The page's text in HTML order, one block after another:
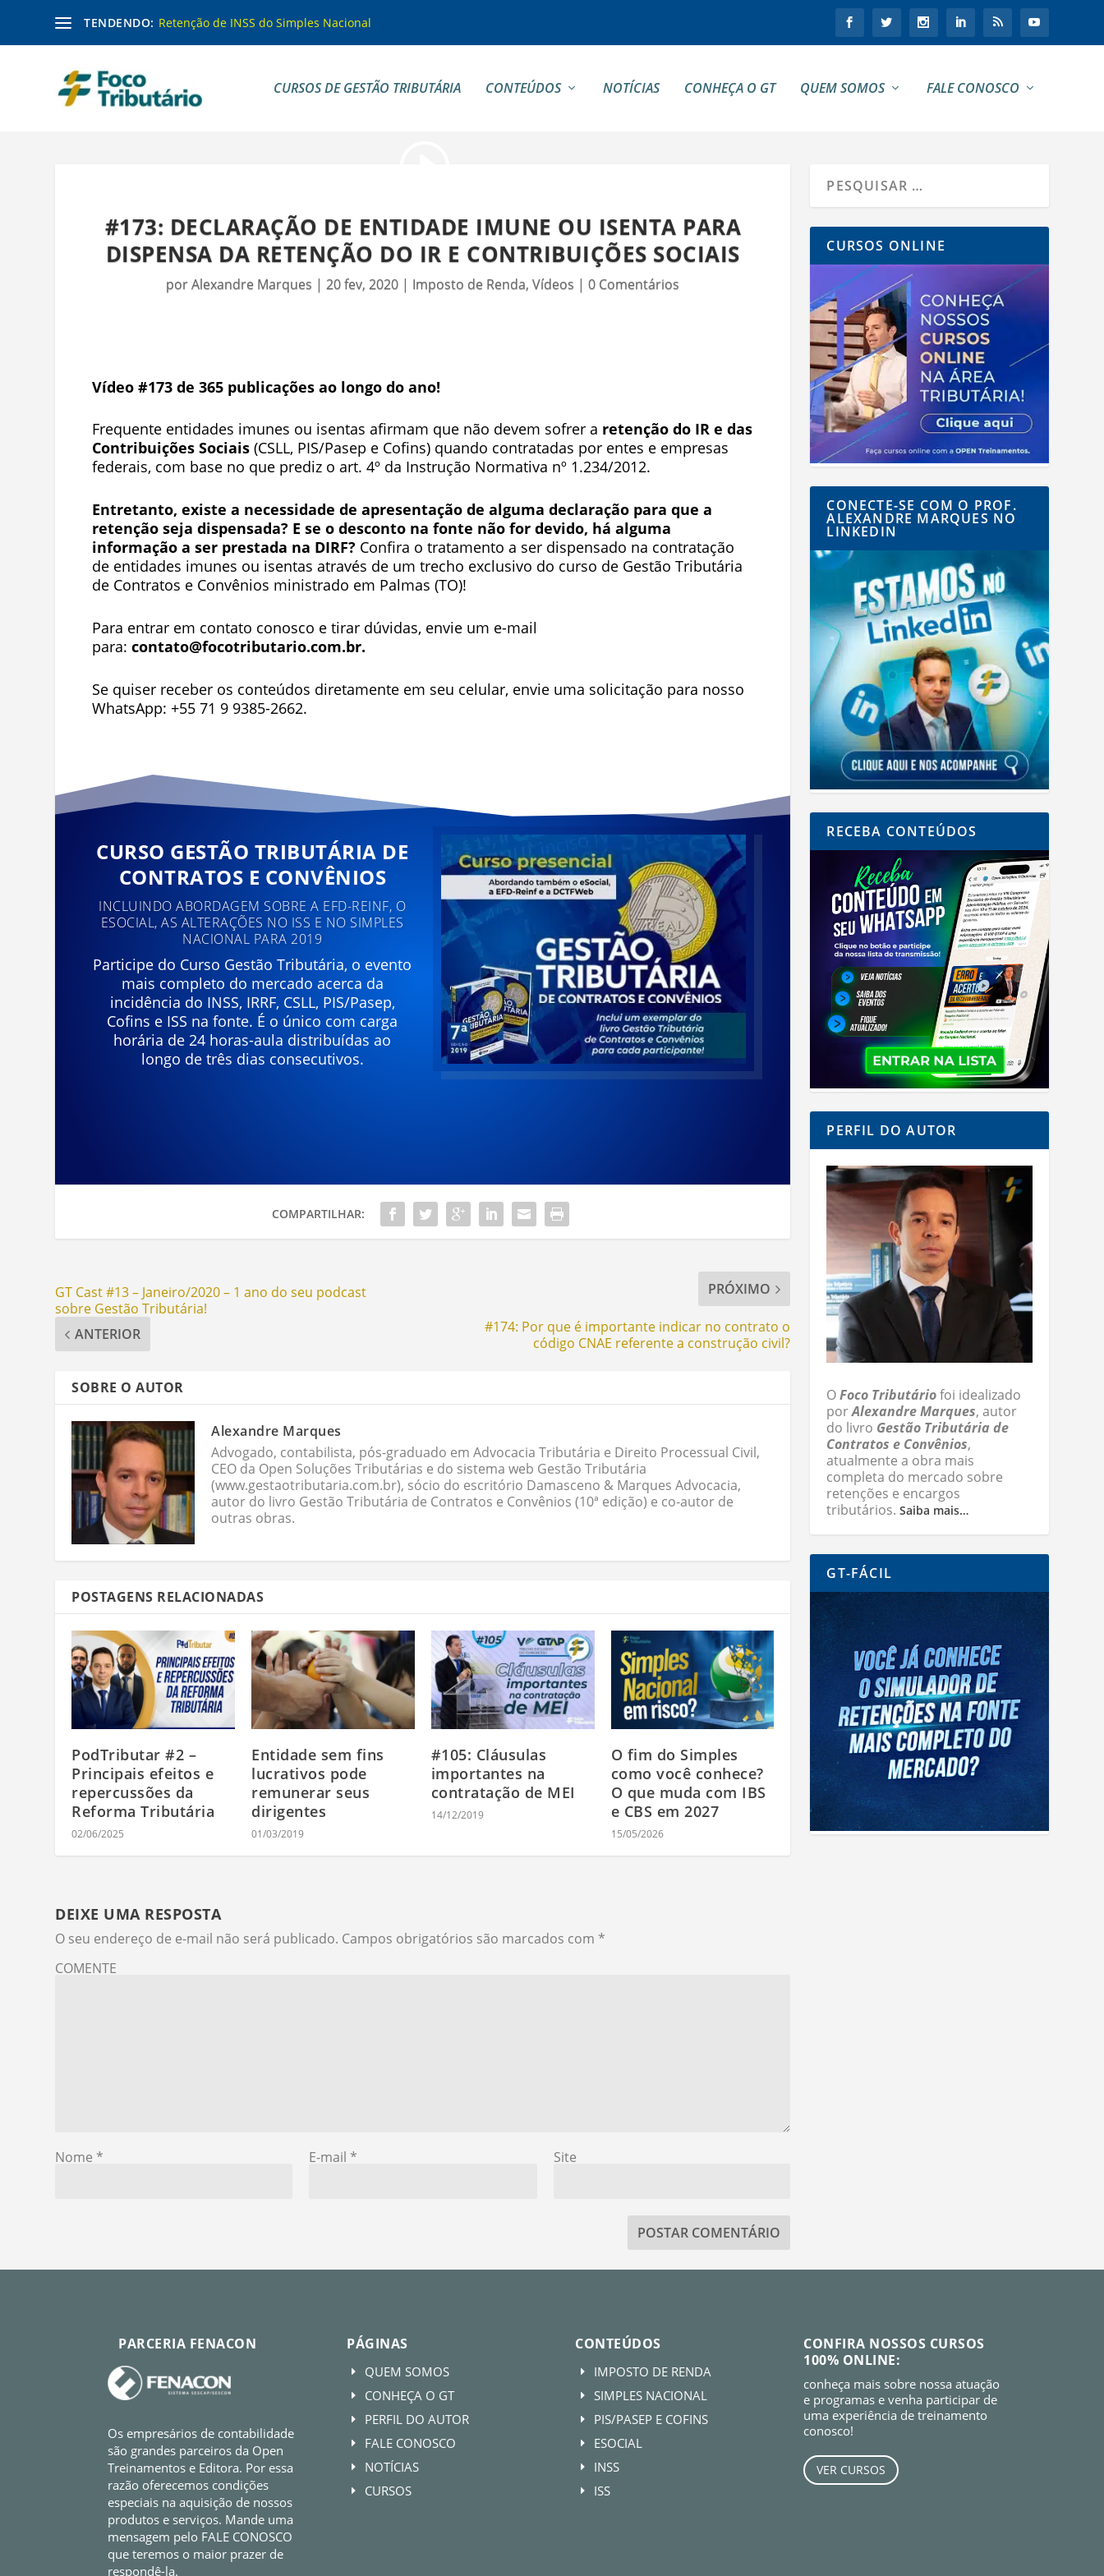
TENDENDO: Retenção de INSS do Simples Nacional
CURSOS DE GESTÃO TRIBUTÁRIA CONTEÚDOS NOTÍCIAS CONHEÇA O GT QUEM SOMOS FALE CONOSCO
#173: DECLARAÇÃO DE ENTIDADE IMUNE OU ISENTA PARA
DISPENSA DA RETENÇÃO DO IR E CONTRIBUIÇÕES SOCIAIS
porAlexandre Marques |20 fev, 2020 | Imposto de Renda,Vídeos |0 Comentários
Vídeo #173 de 365 publicações ao longo do ano!
Frequente entidades imunes ou isentas afirmam que não devem sofrer a retenção do IR e das
Contribuições Sociais(CSLL, PIS/Pasep e Cofins) quando contratadas por entes e empresas
federais, com base no que prediz o art. 4º da Instrução Normativa nº 1.234/2012.
Entretanto, existe a necessidade de apresentação de alguma declaração para que a
retenção seja dispensada? E se o desconto na fonte não for devido, há alguma
informação a ser prestada na DIRF?Confira o tratamento a ser dispensado na contratação
de entidades imunes ou isentas através de um trecho exclusivo do curso de Gestão Tributária
de Contratos e Convênios ministrado em Palmas (TO)!
Para entrar em contato conosco e tirar dúvidas, envie um e-mail
para: contato@focotributario.com.br.
Se quiser receber os conteúdos diretamente em seu celular, envie uma solicitação para nosso
WhatsApp: +55 71 9 9385-2662.
CURSO GESTÃO TRIBUTÁRIA DE
CONTRATOS E CONVÊNIOS
INCLUINDO ABORDAGEM SOBRE A EFD-REINF, O
ESOCIAL, AS ALTERAÇÕES NO ISS E NO SIMPLES
NACIONAL PARA 2019
Participe do Curso Gestão Tributária, o evento
mais completo do mercado acerca da
incidência do INSS, IRRF, CSLL, PIS/Pasep,
Cofins e ISS na fonte. É o único com carga
horária de 24 horas-aula distribuídas ao
longo de três dias consecutivos.
COMPARTILHAR:
GT Cast #13 – Janeiro/2020 – 1 ano do seu podcast
sobre Gestão Tributária!
ANTERIOR
PRÓXIMO
#174: Por que é importante indicar no contrato o
código CNAE referente a construção civil?
SOBRE O AUTOR
Alexandre Marques
Advogado, contabilista, pós-graduado em Advocacia Tributária e Direito Processual Civil,
CEO da Open Soluções Tributárias e do sistema web Gestão Tributária
(www.gestaotributaria.com.br), sócio do escritório Damasceno & Marques Advocacia,
autor do livro Gestão Tributária de Contratos e Convênios (10ª edição) e co-autor de
outras obras.
POSTAGENS RELACIONADAS
PodTributar #2 –
Principais efeitos e
repercussões da
Reforma Tributária
02/06/2025
Entidade sem fins
lucrativos pode
remunerar seus
dirigentes
01/03/2019
#105: Cláusulas
importantes na
contratação de MEI
14/12/2019
O fim do Simples
como você conhece?
O que muda com IBS
e CBS em 2027
15/05/2026
DEIXE UMA RESPOSTA
O seu endereço de e-mail não será publicado. Campos obrigatórios são marcados com *
COMENTE
Nome * E-mail * Site
CURSOS ONLINE
CONECTE-SE COM O PROF.
ALEXANDRE MARQUES NO
LINKEDIN
RECEBA CONTEÚDOS
PERFIL DO AUTOR
OFoco Tributáriofoi idealizado
porAlexandre Marques, autor
do livro Gestão Tributária de
Contratos e Convênios,
atualmente a obra mais
completa do mercado sobre
retenções e encargos
tributários.Saiba mais…
GT-FÁCIL
PARCERIA FENACON
Os empresários de contabilidade
são grandes parceiros da Open
Treinamentos e Editora. Por essa
razão oferecemos condições
especiais na aquisição de nossos
produtos e serviços. Mande uma
mensagem pelo FALE CONOSCO
que teremos o maior prazer de
respondê-la.
PÁGINAS
E QUEM SOMOS
E CONHEÇA O GT
E PERFIL DO AUTOR
E FALE CONOSCO
E NOTÍCIAS
E CURSOS
CONTEÚDOS
E IMPOSTO DE RENDA
E SIMPLES NACIONAL
E PIS/PASEP E COFINS
E ESOCIAL
E INSS
E ISS
CONFIRA NOSSOS CURSOS
100% ONLINE:
conheça mais sobre nossa atuação
e programas e venha participar de
uma experiência de treinamento
conosco!
VER CURSOS